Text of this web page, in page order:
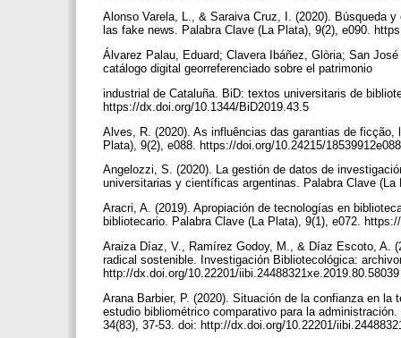
Alonso Varela, L., & Saraiva Cruz, I. (2020). Búsqueda
las fake news. Palabra Clave (La Plata), 9(2), e090.
Álvarez Palau, Eduard; Clavera Ibáñez, Glòria; San
catálogo digital georreferenciado sobre el patrimonio
industrial de Cataluña. BiD: textos universitaris de
https://dx.doi.org/10.1344/BiD2019.43.5
Alves, R. (2020). As influências das garantias de
Plata), 9(2), e088. https://doi.org/10.24215/
Angelozzi, S. (2020). La gestión de datos de
universitarias y científicas argentinas. Palabra Clave
Aracri, A. (2019). Apropiación de tecnologías en
bibliotecario. Palabra Clave (La Plata), 9(1), e072.
Araiza Díaz, V., Ramírez Godoy, M., & Díaz Escoto, A.
radical sostenible. Investigación Bibliotecológica:
http://dx.doi.org/10.22201/
Arana Barbier, P. (2020). Situación de la confianza en
estudio bibliométrico comparativo para la
34(83), 37-53. doi: http://dx.doi.org/10.22201/